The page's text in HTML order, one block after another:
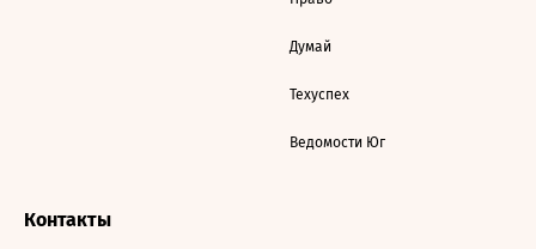
Думай
Техуспех
Ведомости Юг
Контакты